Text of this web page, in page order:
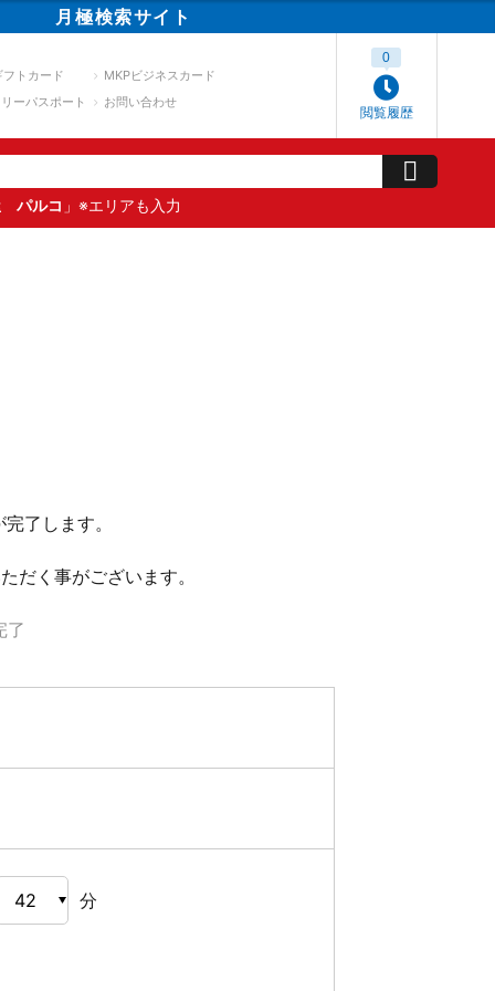
月極検索サイト
フトカード
MKPビジネスカード
ーパスポート
お問い合わせ
閲覧履歴
0
パルコ 」※エリアも入力
了します。
だく事がございます。
了
分